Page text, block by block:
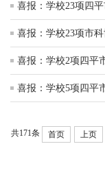
喜报：学校23项四
喜报：学校23项市
喜报：学校5项四平
共171条 首页 上页